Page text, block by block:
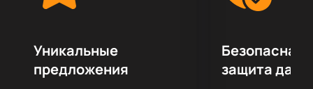
Уникальные
предложения
Безопасная
защита